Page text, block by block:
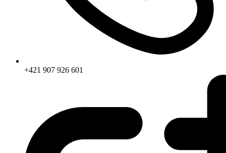
+421 907 926 601